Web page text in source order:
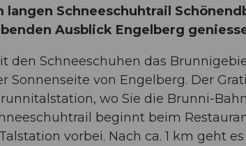
langen Schneeschuhtrail
Ausblick Engelberg
den Schneeschuhen das
Sonnenseite von Engelberg. Der
wo Sie die Brunni-
beginnt beim
vorbei. Nach ca. 1 km geht